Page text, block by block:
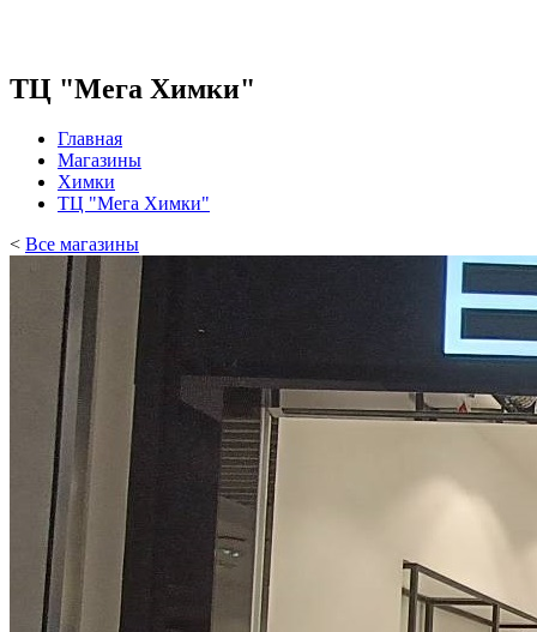
ТЦ "Мега Химки"
Главная
Магазины
Химки
ТЦ "Мега Химки"
< Все магазины